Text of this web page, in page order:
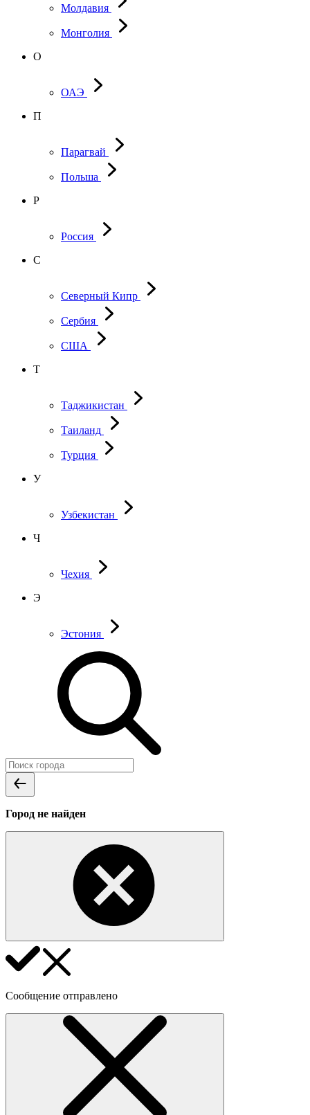
Молдавия
Монголия
О
ОАЭ
П
Парагвай
Польша
Р
Россия
С
Северный Кипр
Сербия
США
Т
Таджикистан
Таиланд
Турция
У
Узбекистан
Ч
Чехия
Э
Эстония
Город не найден
Сообщение отправлено